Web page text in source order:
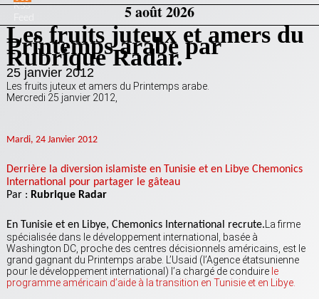
RSS
5 août 2026
Les fruits juteux et amers du
Printemps arabe par
Rubrique Radar.
25 janvier 2012
Les fruits juteux et amers du Printemps arabe.
Mercredi 25 janvier 2012,
Mardi, 24 Janvier 2012
Derrière la diversion islamiste en Tunisie et en Libye Chemonics
International pour partager le gâteau
Par : Rubrique Radar
En Tunisie et en Libye, Chemonics International recrute. La firme
spécialisée dans le développement international, basée à
Washington DC, proche des centres décisionnels américains, est le
grand gagnant du Printemps arabe. L’Usaid (l’Agence étatsunienne
pour le développement international) l’a chargé de conduire le
programme américain d’aide à la transition en Tunisie et en Libye.